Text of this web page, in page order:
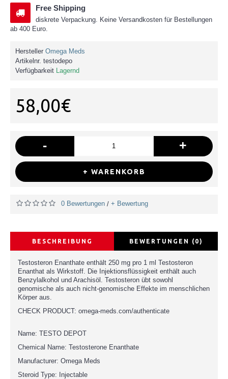
Free Shipping
diskrete Verpackung. Keine Versandkosten für Bestellungen
ab 400 Euro.
Hersteller Omega Meds
Artikelnr. testodepo
Verfügbarkeit
Lagernd
58,00€
- +
+ WARENKORB
0 Bewertungen / + Bewertung
BESCHREIBUNG BEWERTUNGEN (0)
Testosteron Enanthate enthält 250 mg pro 1 ml Testosteron
Enanthat als Wirkstoff. Die Injektionsflüssigkeit enthält auch
Benzylalkohol und Arachisöl. Testosteron übt sowohl
genomische als auch nicht-genomische Effekte im menschlichen
Körper aus.
CHECK PRODUCT: omega-meds.com/authenticate
Name: TESTO DEPOT
Chemical Name: Testosterone Enanthate
Manufacturer: Omega Meds
Steroid Type: Injectable